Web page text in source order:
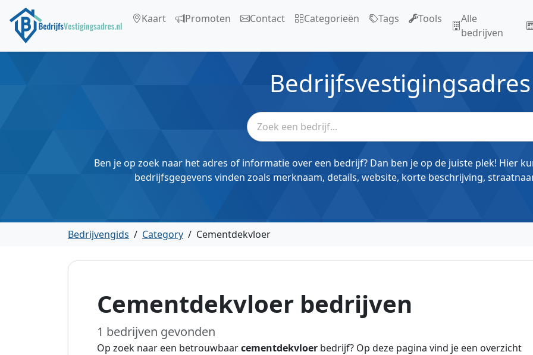
Kaart Promoten Contact Categorieën Tags Tools
Alle
bedrijven
Bedrijfsvestigingsadres
Ben je op zoek naar het adres of informatie over een bedrijf? Dan ben je op de juiste plek! Hier
bedrijfsgegevens vinden zoals merknaam, details, website, korte beschrijving,
Bedrijvengids / Category / Cementdekvloer
Cementdekvloer bedrijven
1 bedrijven gevonden
Op zoek naar een betrouwbaarcementdekvloer bedrijf? Op deze pagina vind je een overzicht